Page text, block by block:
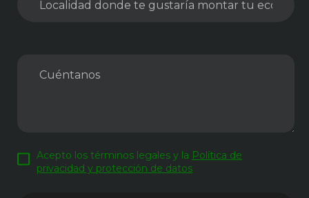
Acepto los términos legales y la Política de
privacidad y protección de datos